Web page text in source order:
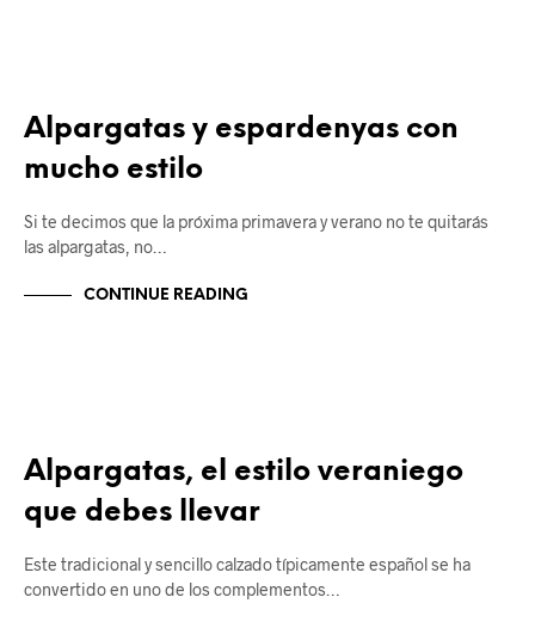
Alpargatas y espardenyas con
mucho estilo
Si te decimos que la próxima primavera y verano no te quitarás
las alpargatas, no…
CONTINUE READING
Alpargatas, el estilo veraniego
que debes llevar
Este tradicional y sencillo calzado típicamente español se ha
convertido en uno de los complementos…